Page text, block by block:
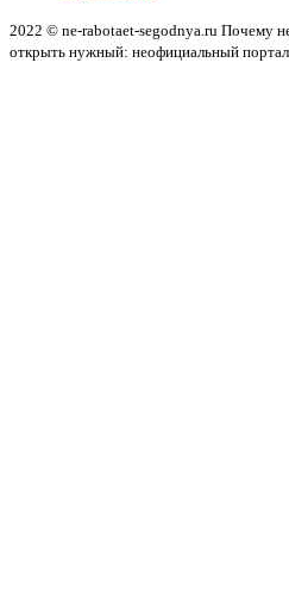
2022 © ne-rabotaet-segodnya.ru Почему
открыть нужный: неофициальный портал